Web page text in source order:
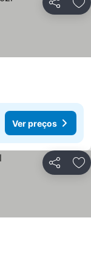
Partilhar
Ver preços
Partilhar